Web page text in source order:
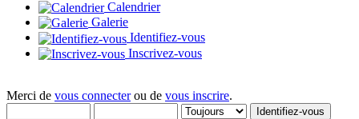
Calendrier
Galerie
Identifiez-vous
Inscrivez-vous
Merci de vous connecterou de vous inscrire.